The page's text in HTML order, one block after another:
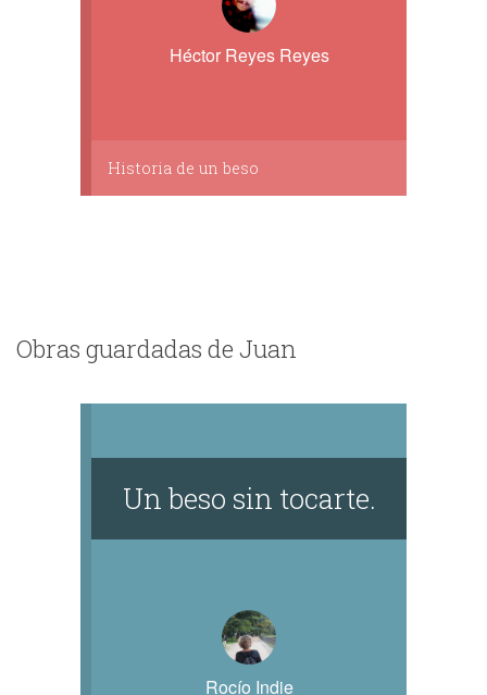
Héctor Reyes Reyes
Historia de un beso
Obras guardadas de Juan
Un beso sin tocarte.
Rocío Indie